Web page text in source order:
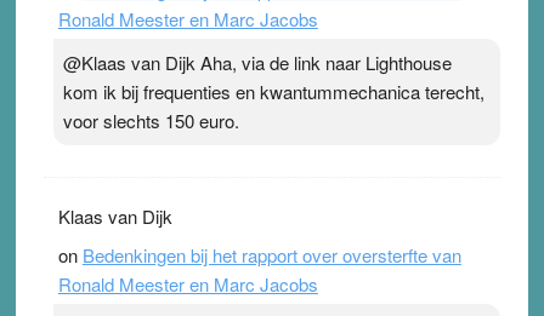
Ronald Meester en Marc Jacobs
@Klaas van Dijk Aha, via de link naar Lighthouse
kom ik bij frequenties en kwantummechanica terecht,
voor slechts 150 euro.
Klaas van Dijk
on Bedenkingen bij het rapport over oversterfte van
Ronald Meester en Marc Jacobs